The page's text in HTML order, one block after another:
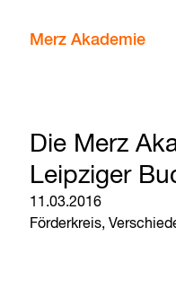
Merz Akademie
Die Merz
Leipziger
11.03.2016
Förderkreis,